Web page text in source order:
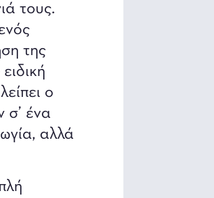
τους.
της
ο
σ’ ένα
αλλά